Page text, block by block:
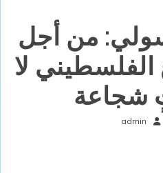
من أجل
لا
شجاعة
admin